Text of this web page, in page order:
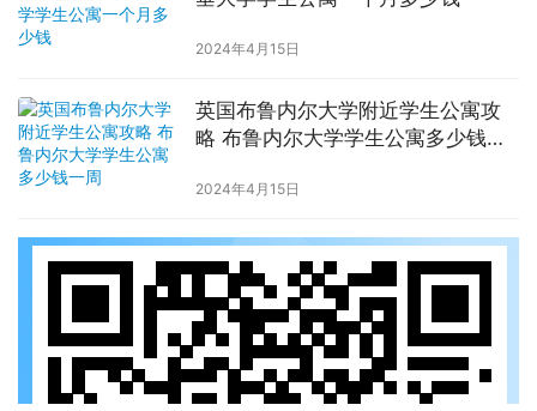
2024年4月15日
英国布鲁内尔大学附近学生公寓攻
略 布鲁内尔大学学生公寓多少钱一
2024年4月15日